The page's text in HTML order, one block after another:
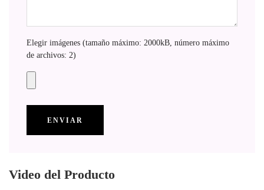
Elegir imágenes (tamaño máximo: 2000kB, número máximo
de archivos: 2)
Video del Producto